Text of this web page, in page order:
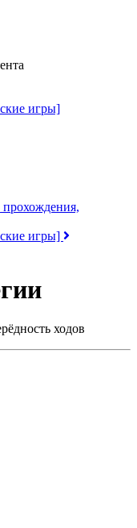
игры]
игры]
ходов